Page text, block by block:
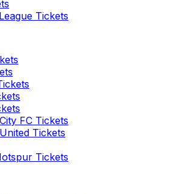
Tickets
FC Tickets
Tickets
Tickets